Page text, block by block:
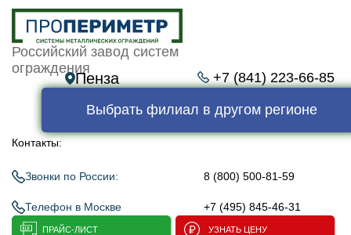
Российский завод систем
ограждения
Пенза +7 (841) 223-66-85
Выбрать филиал в другом регионе
Контакты:
Звонки по России: 8 (800) 500-81-59
Телефон в Москве +7 (495) 845-46-31
ПРАЙС-ЛИСТ УЗНАТЬ ЦЕНУ